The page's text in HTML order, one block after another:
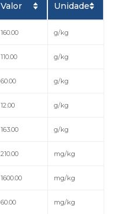
Valor Unidade
160.00 g/kg
110.00 g/kg
60.00 g/kg
12.00 g/kg
163.00 g/kg
210.00 mg/kg
1600.00 mg/kg
60.00 mg/kg